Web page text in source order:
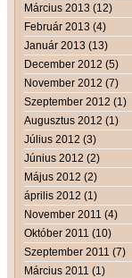
Március 2013 (12)
Február 2013 (4)
Január 2013 (13)
December 2012 (5)
November 2012 (7)
Szeptember 2012 (1)
Augusztus 2012 (1)
Július 2012 (3)
Június 2012 (2)
Május 2012 (2)
április 2012 (1)
November 2011 (4)
Október 2011 (10)
Szeptember 2011 (7)
Március 2011 (1)